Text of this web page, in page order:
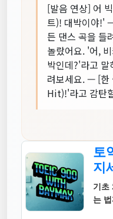
[발음 연상] 어
트)! 대박이야!'
든 댄스 곡을 들
놀랐어요. '어,
박인데?'라고
려보세요. — [한
Hit)!'라고 감탄
토
지
기초
는